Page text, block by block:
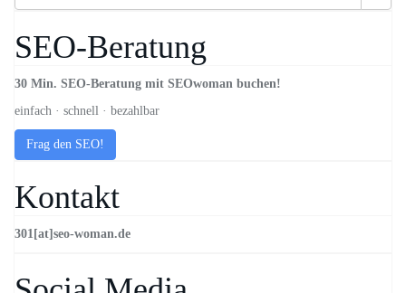
SEO-Beratung
30 Min. SEO-Beratung mit SEOwoman buchen!
einfach · schnell · bezahlbar
Frag den SEO!
Kontakt
301[at]seo-woman.de